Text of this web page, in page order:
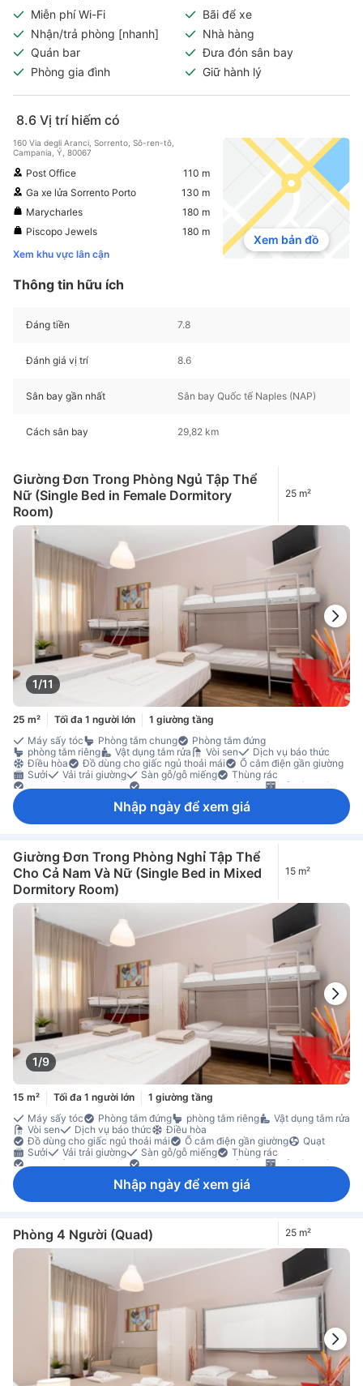
Miễn phí Wi-Fi
Bãi để xe
Nhận/trả phòng [nhanh]
Nhà hàng
Quán bar
Đưa đón sân bay
Phòng gia đình
Giữ hành lý
8.6 Vị trí hiếm có
160 Via degli Aranci, Sorrento, Sô-ren-tô,
Campania, Ý, 80067
Post Office
110 m
Ga xe lửa Sorrento Porto
130 m
Marycharles
180 m
Piscopo Jewels
180 m
Xem khu vực lân cận
Xem bản đồ
Thông tin hữu ích
Đáng tiền 7.8
Đánh giá vị trí 8.6
Sân bay gần nhất Sân bay Quốc tế Naples (NAP)
Cách sân bay 29,82 km
Giường Đơn Trong Phòng Ngủ Tập Thể
Nữ (Single Bed in Female Dormitory
Room)
25 m²
1/11
25 m² Tối đa 1 người lớn
1 giường tầng
Máy sấy tóc
Phòng tắm chung
Phòng tắm đứng
phòng tắm riêng
Vật dụng tắm rửa Vòi sen
Dịch vụ báo thức
Điều hòa
Đồ dùng cho giấc ngủ thoải mái
Ổ cắm điện gần giường
Sưởi
Vải trải giường Sàn gỗ/gỗ miếng
Thùng rác
Đi lên bằng thang máy
Tính năng an toàn/bảo mật Tủ có khoá
Nhập ngày để xem giá
Giường Đơn Trong Phòng Nghỉ Tập Thể
Cho Cả Nam Và Nữ (Single Bed in Mixed
Dormitory Room)
15 m²
1/9
15 m² Tối đa 1 người lớn
1 giường tầng
Máy sấy tóc
Phòng tắm đứng phòng tắm riêng
Vật dụng tắm rửa
Vòi sen
Dịch vụ báo thức
Điều hòa
Đồ dùng cho giấc ngủ thoải mái
Ổ cắm điện gần giường
Quạt
Sưởi
Vải trải giường Sàn gỗ/gỗ miếng
Thùng rác
Đi lên bằng thang máy
Tính năng an toàn/bảo mật Tủ có khoá
Nhập ngày để xem giá
Phòng 4 Người (Quad) 25 m²